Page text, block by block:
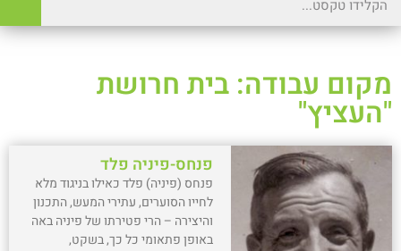
מקום עבודה: בית חרושת
"העציץ"
פנחס-פיניה פלד
פנחס (פיניה) פלד כאילו בניגוד מלא
לחייו הסוערים, עתירי המעש, התכנון
והיצירה – הרי פטירתו של פיניה באה
באופן פתאומי כל כך, בשקט,